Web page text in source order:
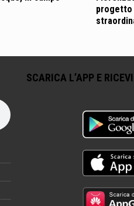
progetto
SCARICA L’APP E